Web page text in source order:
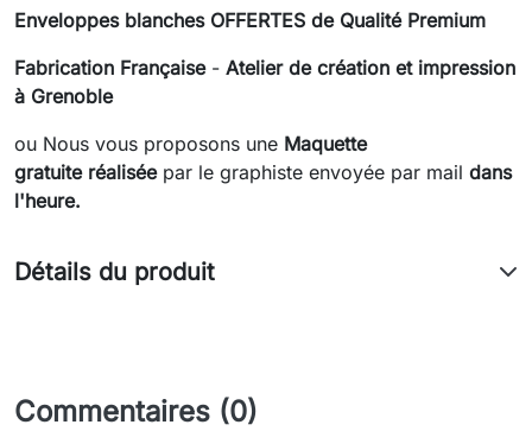
Enveloppes blanches OFFERTES de Qualité Premium
Fabrication Française- Atelier de création et impression
à Grenoble
ou Nous vous proposons une Maquette
gratuite réaliséepar le graphiste envoyée par mail dans
l'heure.
Détails du produit
Commentaires (0)